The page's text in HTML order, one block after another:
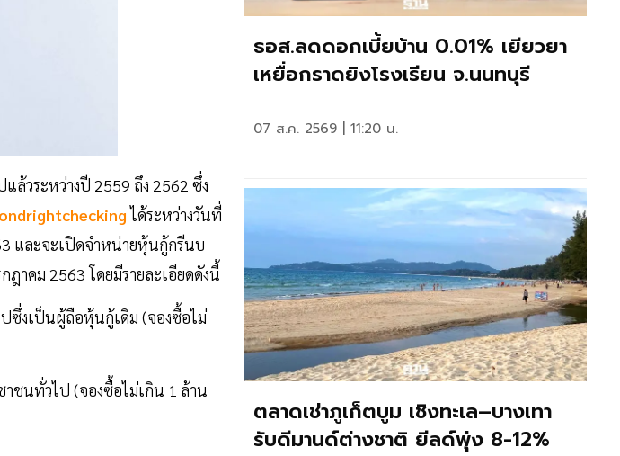
ล้วระหว่างปี 2559 ถึง 2562 ซึ่ง
ได้ระหว่างวันที่
และจะเปิดจำหน่ายหุ้นกู้กรีนบ
าคม 2563 โดยมีรายละเอียดดังนี้
เป็นผู้ถือหุ้นกู้เดิม (จองซื้อไม่
นทั่วไป (จองซื้อไม่เกิน 1 ล้าน
ธอส.ลดดอกเบี้ยบ้าน 0.01% เยียวยา
เหยื่อกราดยิงโรงเรียน จ.นนทบุรี
07 ส.ค. 2569 | 11:20 น.
ตลาดเช่าภูเก็ตบูม เชิงทะเล–บางเทา
รับดีมานด์ต่างชาติ ยีลด์พุ่ง 8-12%